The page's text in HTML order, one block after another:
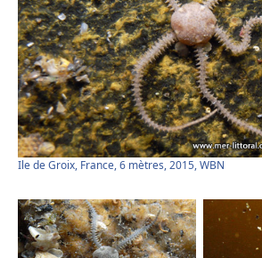
Ile de Groix, France, 6 mètres, 2015, WBN